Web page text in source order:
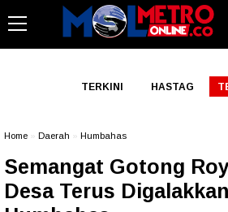
TERKINI HASTAG
Home Daerah Humbahas
Semangat Gotong
Desa Terus